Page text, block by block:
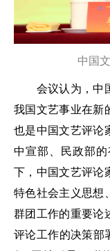
中国
会议认为，中国
我国文艺事业在新
也是中国文艺评论
中宣部、民政部
下，中国文艺评论
特色社会主义思想
群团工作的重要论
评论工作的决策部